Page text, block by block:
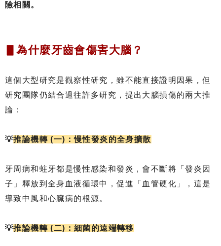
險相關。
▋為什麼牙齒會傷害大腦？
這個大型研究是觀察性研究，雖不能直接證明因果，但
研究團隊仍結合過往許多研究，提出大腦損傷的兩大推
論：
💡推論機轉 (一)：慢性發炎的全身擴散
牙周病和蛀牙都是慢性感染和發炎，會不斷將「發炎因
子」釋放到全身血液循環中，促進「血管硬化」，這是
導致中風和心臟病的根源。
💡推論機轉 (二)：細菌的遠端轉移